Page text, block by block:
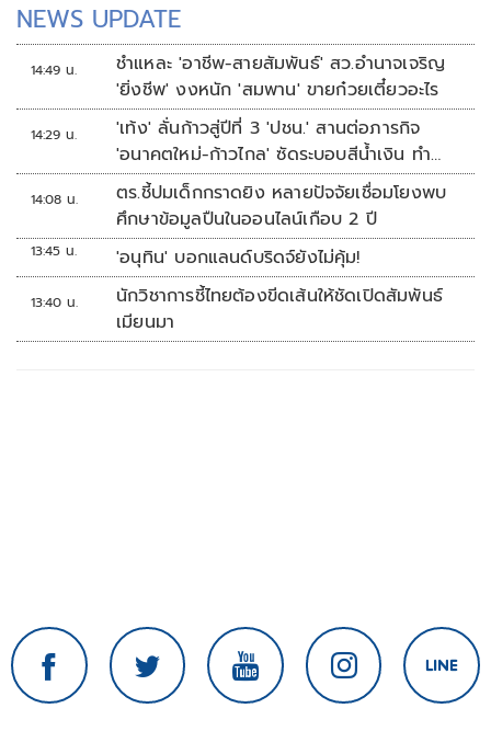
NEWS UPDATE
14:49 น.
ชำแหละ 'อาชีพ-สายสัมพันธ์' สว.อำนาจเจริญ
'ยิ่งชีพ' งงหนัก 'สมพาน' ขายก๋วยเตี๋ยวอะไร
14:29 น.
'เท้ง' ลั่นก้าวสู่ปีที่ 3 'ปชน.' สานต่อภารกิจ
'อนาคตใหม่-ก้าวไกล' ซัดระบอบสีน้ำเงิน ทำ
หลักนิติรัฐ-นิติธรรมสั่นคลอน
14:08 น.
ตร.ชี้ปมเด็กกราดยิง หลายปัจจัยเชื่อมโยงพบ
ศึกษาข้อมูลปืนในออนไลน์เกือบ 2 ปี
13:45 น. 'อนุทิน' บอกแลนด์บริดจ์ยังไม่คุ้ม!
13:40 น.
นักวิชาการชี้ไทยต้องขีดเส้นให้ชัดเปิดสัมพันธ์
เมียนมา